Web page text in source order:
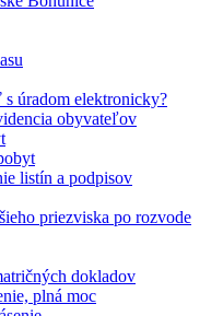
úradom elektronicky?
obyvateľov
listín a podpisov
priezviska po rozvode
dokladov
plná moc